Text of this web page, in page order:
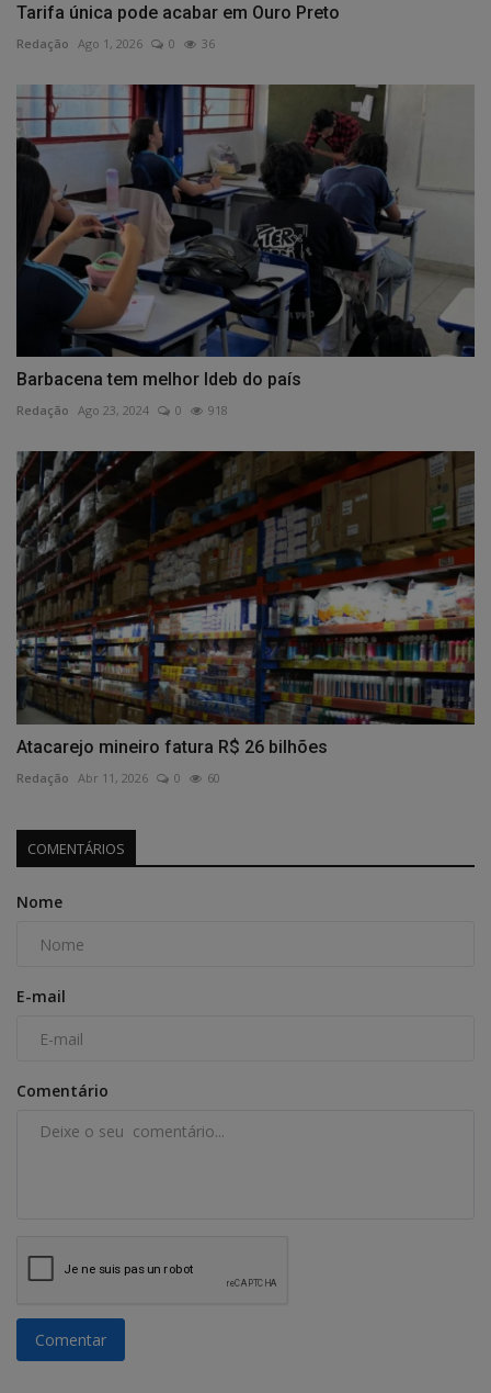
Tarifa única pode acabar em Ouro Preto
Redação Ago 1, 2026 0 36
Barbacena tem melhor Ideb do país
Redação Ago 23, 2024 0 918
Atacarejo mineiro fatura R$ 26 bilhões
Redação Abr 11, 2026 0 60
COMENTÁRIOS
Nome
E-mail
Comentário
Comentar